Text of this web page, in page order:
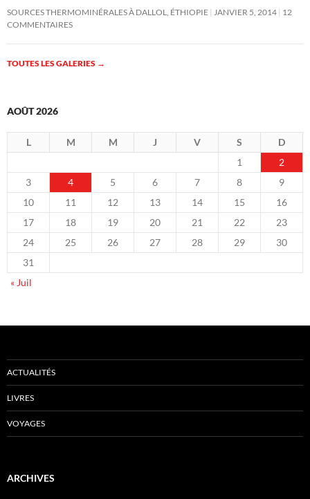
SOURCES THERMOMINÉRALES À DALLOL, ÉTHIOPIE JANVIER 5, 2014 12
COMMENTAIRES
TOUTES LES GALERIES →
AOÛT 2026
L M M J V S
D
1
2
3
4 5 6 7 8
9
10
11 12 13 14 15
16
17
18 19 20 21 22
23
24
25 26 27 28 29
30
31
« Juil
ACTUALITÉS
LIVRES
VOYAGES
ARCHIVES